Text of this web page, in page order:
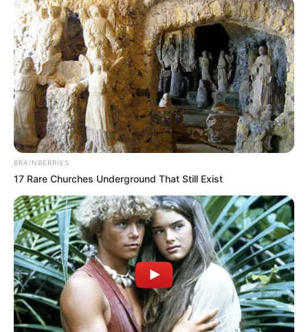
BRAINBERRIES
17 Rare Churches Underground That Still Exist